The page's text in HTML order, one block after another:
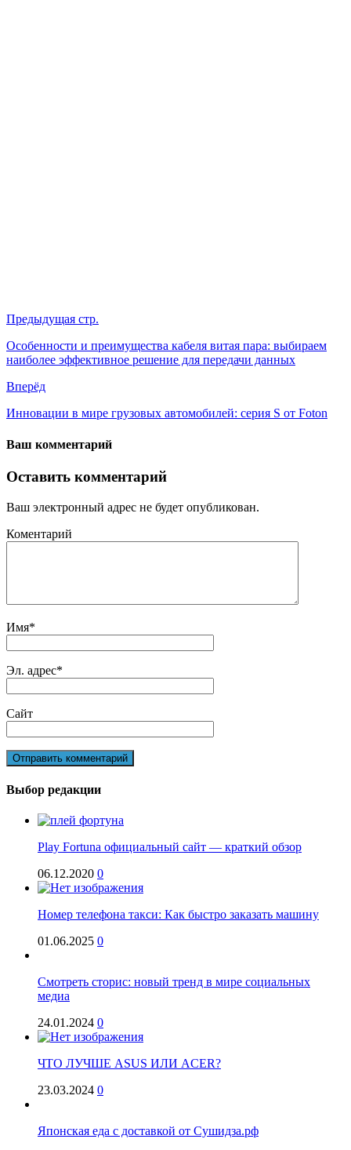
Предыдущая стр.
Особенности и преимущества кабеля витая пара: выбираем
наиболее эффективное решение для передачи данных
Вперёд
Инновации в мире грузовых автомобилей: серия S от Foton
Ваш комментарий
Оставить комментарий
Ваш электронный адрес не будет опубликован.
Коментарий
Имя*
Эл. адрес*
Сайт
Выбор редакции
Play Fortuna официальный сайт — краткий обзор
06.12.2020 0
Номер телефона такси: Как быстро заказать машину
01.06.2025 0
Смотреть сторис: новый тренд в мире социальных
медиа
24.01.2024 0
ЧТО ЛУЧШЕ ASUS ИЛИ ACER?
23.03.2024 0
Японская еда с доставкой от Сушидза.рф